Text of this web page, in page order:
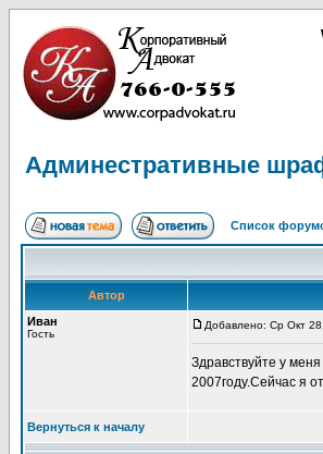
Админестративные
Список
Автор
Иван
Гость
Добавлено: Ср Окт
Здравствуйте у
2007году.Сейчас я
Вернуться к началу